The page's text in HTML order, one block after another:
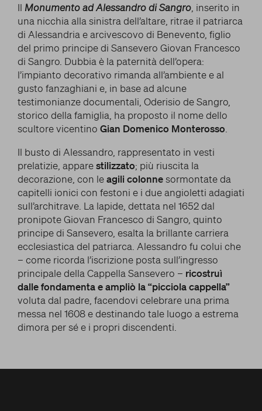
Il Monumento ad Alessandro di Sangro, inserito in
una nicchia alla sinistra dell’altare, ritrae il patriarca
di Alessandria e arcivescovo di Benevento, figlio
del primo principe di Sansevero Giovan Francesco
di Sangro. Dubbia è la paternità dell’opera:
l’impianto decorativo rimanda all’ambiente e al
gusto fanzaghiani e, in base ad alcune
testimonianze documentali, Oderisio de Sangro,
storico della famiglia, ha proposto il nome dello
scultore vicentino Gian Domenico Monterosso
Il busto di Alessandro, rappresentato in vesti
prelatizie, apparestilizzato; più riuscita la
decorazione, con leagili colonnesormontate da
capitelli ionici con festoni e i due angioletti adagiati
sull’architrave. La lapide, dettata nel 1652 dal
pronipote Giovan Francesco di Sangro, quinto
principe di Sansevero, esalta la brillante carriera
ecclesiastica del patriarca. Alessandro fu colui che
– come ricorda l’iscrizione posta sull’ingresso
principale della Cappella Sansevero – ricostruì
dalle fondamenta e ampliò la “picciola cappella”
voluta dal padre, facendovi celebrare una prima
messa nel 1608 e destinando tale luogo a estrema
dimora per sé e i propri discendenti.